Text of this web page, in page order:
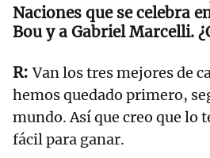
Naciones que se celebra
Bou y a Gabriel Marcelli.
Van los tres mejores de
hemos quedado primero,
mundo. Así que creo que lo
fácil para ganar.